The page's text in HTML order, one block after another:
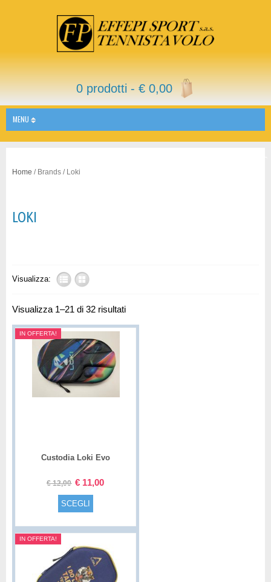
0 prodotti -€0,00
MENU
Home / Brands / Loki
LOKI
Visualizza:
Visualizza 1–21 di 32 risultati
IN OFFERTA!
Custodia Loki Evo
€12,00 € 11,00
SCEGLI
IN OFFERTA!